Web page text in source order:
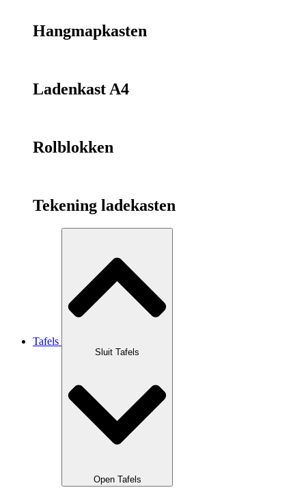
Hangmapkasten
Ladenkast A4
Rolblokken
Tekening ladekasten
Tafels
Sluit Tafels
Open Tafels